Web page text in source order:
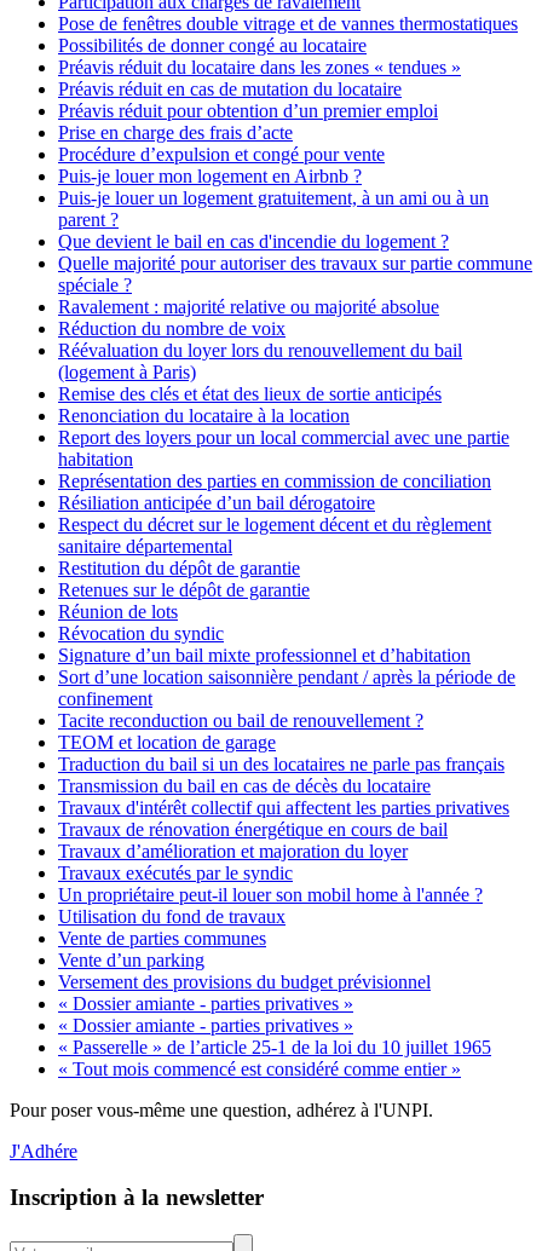
Pose de fenêtres double vitrage et de vannes thermostatiques
Possibilités de donner congé au locataire
Préavis réduit du locataire dans les zones « tendues »
Préavis réduit en cas de mutation du locataire
Préavis réduit pour obtention d’un premier emploi
Prise en charge des frais d’acte
Procédure d’expulsion et congé pour vente
Puis-je louer mon logement en Airbnb ?
Puis-je louer un logement gratuitement, à un ami ou à un
parent ?
Que devient le bail en cas d'incendie du logement ?
Quelle majorité pour autoriser des travaux sur partie commune
spéciale ?
Ravalement : majorité relative ou majorité absolue
Réduction du nombre de voix
Réévaluation du loyer lors du renouvellement du bail
(logement à Paris)
Remise des clés et état des lieux de sortie anticipés
Renonciation du locataire à la location
Report des loyers pour un local commercial avec une partie
habitation
Représentation des parties en commission de conciliation
Résiliation anticipée d’un bail dérogatoire
Respect du décret sur le logement décent et du règlement
sanitaire départemental
Restitution du dépôt de garantie
Retenues sur le dépôt de garantie
Réunion de lots
Révocation du syndic
Signature d’un bail mixte professionnel et d’habitation
Sort d’une location saisonnière pendant / après la période de
confinement
Tacite reconduction ou bail de renouvellement ?
TEOM et location de garage
Traduction du bail si un des locataires ne parle pas français
Transmission du bail en cas de décès du locataire
Travaux d'intérêt collectif qui affectent les parties privatives
Travaux de rénovation énergétique en cours de bail
Travaux d’amélioration et majoration du loyer
Travaux exécutés par le syndic
Un propriétaire peut-il louer son mobil home à l'année ?
Utilisation du fond de travaux
Vente de parties communes
Vente d’un parking
Versement des provisions du budget prévisionnel
« Dossier amiante - parties privatives »
« Dossier amiante - parties privatives »
« Passerelle » de l’article 25-1 de la loi du 10 juillet 1965
« Tout mois commencé est considéré comme entier »
Pour poser vous-même une question, adhérez à l'UNPI.
J'Adhére
Inscription à la newsletter